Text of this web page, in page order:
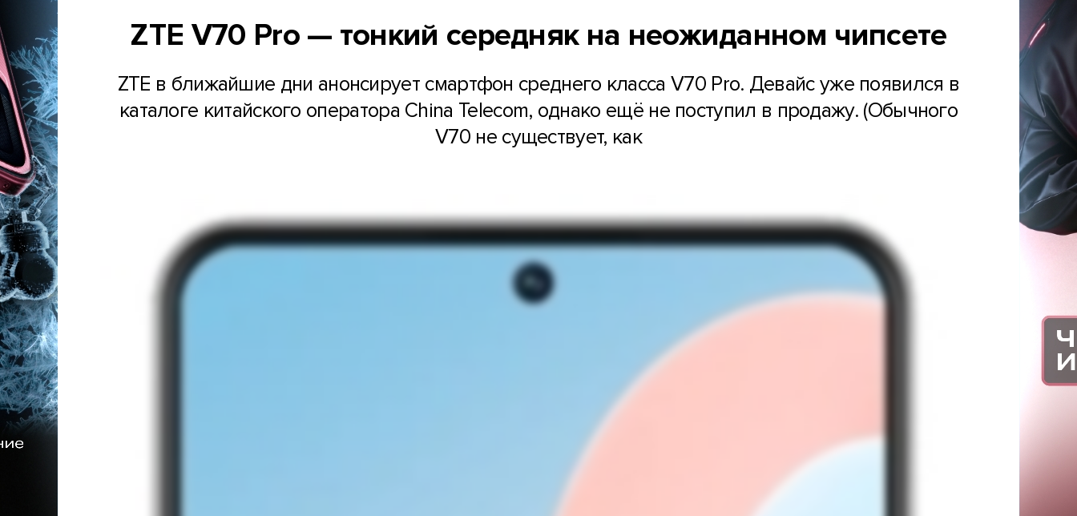
ZTE V70 Pro — тонкий середняк на неожиданном чипсете
ZTE в ближайшие дни анонсирует смартфон среднего класса V70 Pro. Девайс уже появился в
каталоге китайского оператора China Telecom, однако ещё не поступил в продажу. (Обычного
V70 не существует, как